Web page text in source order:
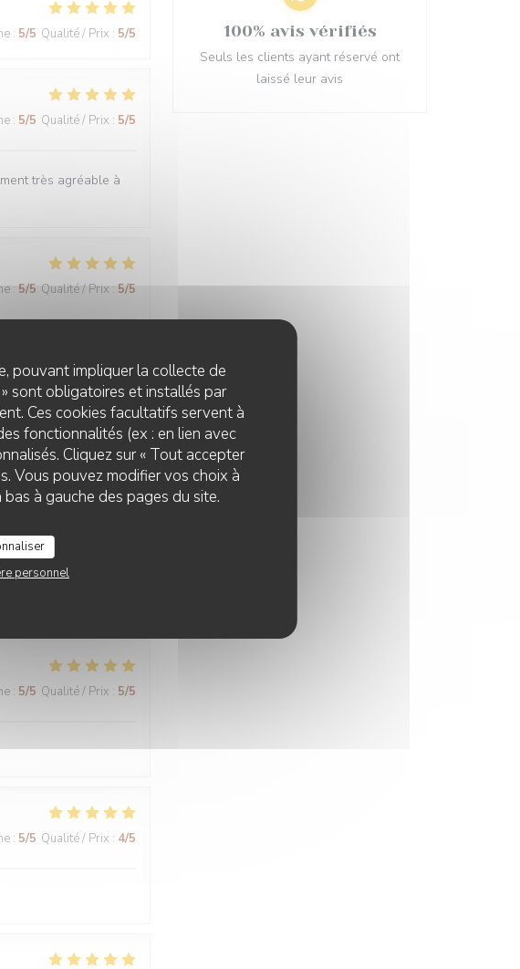
pouvant impliquer la collecte de
sont obligatoires et installés par
Ces cookies facultatifs servent à
fonctionnalités (ex : en lien avec
Cliquez sur « Tout accepter
Vous pouvez modifier vos choix à
à gauche des pages du site.
personnel
: 5/5 Qualité / Prix : 5/5
: 5/5 Qualité / Prix : 5/5
très agréable à
: 5/5 Qualité / Prix : 5/5
clients. N hésitez
: 5/5 Qualité / Prix: 5/5
: 4/5 Qualité / Prix
: 5/5 Qualité / Prix : 5/5
: 5/5 Qualité / Prix : 4/5
100% avis vérifiés
Seuls les clients ayant réservé ont
laissé leur avis